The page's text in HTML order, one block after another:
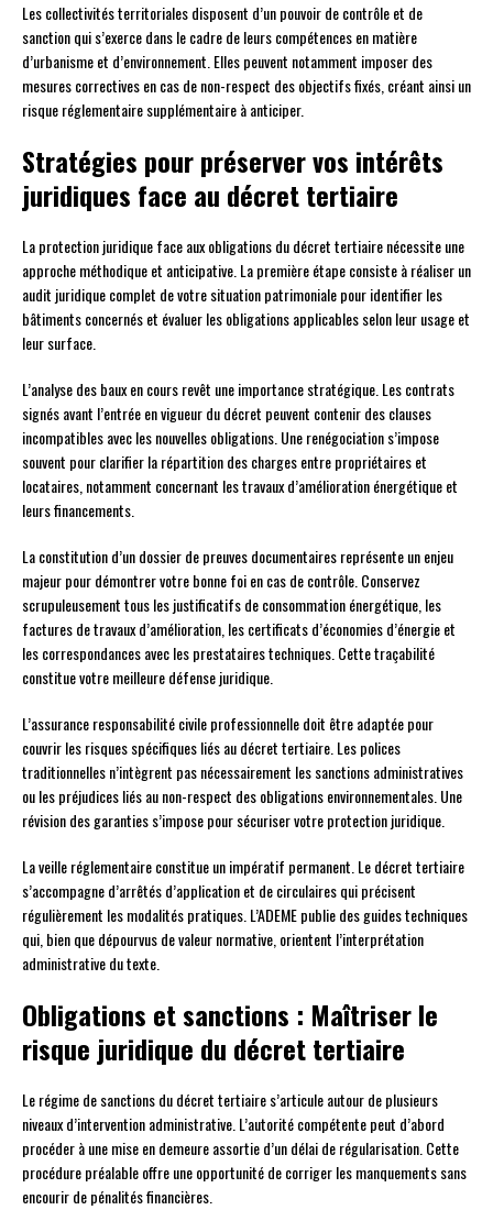
Les collectivités territoriales disposent d’un pouvoir de contrôle et de
sanction qui s’exerce dans le cadre de leurs compétences en matière
d’urbanisme et d’environnement. Elles peuvent notamment imposer des
mesures correctives en cas de non-respect des objectifs fixés, créant ainsi un
risque réglementaire supplémentaire à anticiper.
Stratégies pour préserver vos intérêts
juridiques face au décret tertiaire
La protection juridique face aux obligations du décret tertiaire nécessite une
approche méthodique et anticipative. La première étape consiste à réaliser un
audit juridique complet de votre situation patrimoniale pour identifier les
bâtiments concernés et évaluer les obligations applicables selon leur usage et
leur surface.
L’analyse des baux en cours revêt une importance stratégique. Les contrats
signés avant l’entrée en vigueur du décret peuvent contenir des clauses
incompatibles avec les nouvelles obligations. Une renégociation s’impose
souvent pour clarifier la répartition des charges entre propriétaires et
locataires, notamment concernant les travaux d’amélioration énergétique et
leurs financements.
La constitution d’un dossier de preuves documentaires représente un enjeu
majeur pour démontrer votre bonne foi en cas de contrôle. Conservez
scrupuleusement tous les justificatifs de consommation énergétique, les
factures de travaux d’amélioration, les certificats d’économies d’énergie et
les correspondances avec les prestataires techniques. Cette traçabilité
constitue votre meilleure défense juridique.
L’assurance responsabilité civile professionnelle doit être adaptée pour
couvrir les risques spécifiques liés au décret tertiaire. Les polices
traditionnelles n’intègrent pas nécessairement les sanctions administratives
ou les préjudices liés au non-respect des obligations environnementales. Une
révision des garanties s’impose pour sécuriser votre protection juridique.
La veille réglementaire constitue un impératif permanent. Le décret tertiaire
s’accompagne d’arrêtés d’application et de circulaires qui précisent
régulièrement les modalités pratiques. L’ADEME publie des guides techniques
qui, bien que dépourvus de valeur normative, orientent l’interprétation
administrative du texte.
Obligations et sanctions : Maîtriser le
risque juridique du décret tertiaire
Le régime de sanctions du décret tertiaire s’articule autour de plusieurs
niveaux d’intervention administrative. L’autorité compétente peut d’abord
procéder à une mise en demeure assortie d’un délai de régularisation. Cette
procédure préalable offre une opportunité de corriger les manquements sans
encourir de pénalités financières.